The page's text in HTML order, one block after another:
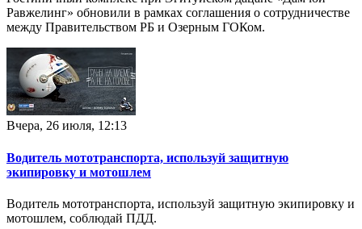
Равжелинг» обновили в рамках соглашения о сотрудничестве
между Правительством РБ и Озерным ГОКом.
Вчера, 26 июля, 12:13
Водитель мототранспорта, используй защитную
экипировку и мотошлем
Водитель мототранспорта, используй защитную экипировку и
мотошлем, соблюдай ПДД.